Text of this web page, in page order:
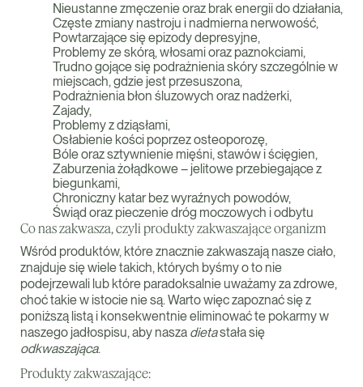
Nieustanne zmęczenie oraz brak energii do działania,
Częste zmiany nastroju i nadmierna nerwowość,
Powtarzające się epizody depresyjne,
Problemy ze skórą, włosami oraz paznokciami,
Trudno gojące się podrażnienia skóry szczególnie w
miejscach, gdzie jest przesuszona,
Podrażnienia błon śluzowych oraz nadżerki,
Zajady,
Problemy z dziąsłami,
Osłabienie kości poprzez osteoporozę,
Bóle oraz sztywnienie mięśni, stawów i ścięgien,
Zaburzenia żołądkowe – jelitowe przebiegające z
biegunkami,
Chroniczny katar bez wyraźnych powodów,
Świąd oraz pieczenie dróg moczowych i odbytu
Co nas zakwasza, czyli produkty zakwaszające organizm
Wśród produktów, które znacznie zakwaszają nasze ciało,
znajduje się wiele takich, których byśmy o to nie
podejrzewali lub które paradoksalnie uważamy za zdrowe,
choć takie w istocie nie są. Warto więc zapoznać się z
poniższą listą i konsekwentnie eliminować te pokarmy w
naszego jadłospisu, aby nasza dietastała się
odkwaszająca.
Produkty zakwaszające: